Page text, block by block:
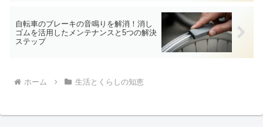
自転車のブレーキの音鳴りを解消！消し
ゴムを活用したメンテナンスと5つの解決
ステップ
ホーム 生活とくらしの知恵